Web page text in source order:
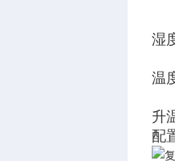
湿
温
升
配